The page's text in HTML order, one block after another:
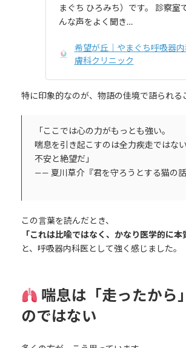
まぐち ひろみち）です。 診察室
んな声をよく聞き…
希望が丘｜やまぐち呼吸器
膚科クリニック
特に印象的なのが、物語の佳境で語られる
「ここでは心の力がもっとも強い。
喘息を引き起こすのは全力疾走ではない
不安と絶望だ」
—— 夏川草介『君を守ろうとする猫の話
この言葉を読んだとき、
「これは比喩ではなく、かなり医学的に本
と、呼吸器内科医として強く感じました。
喘息は「走ったから
のではない